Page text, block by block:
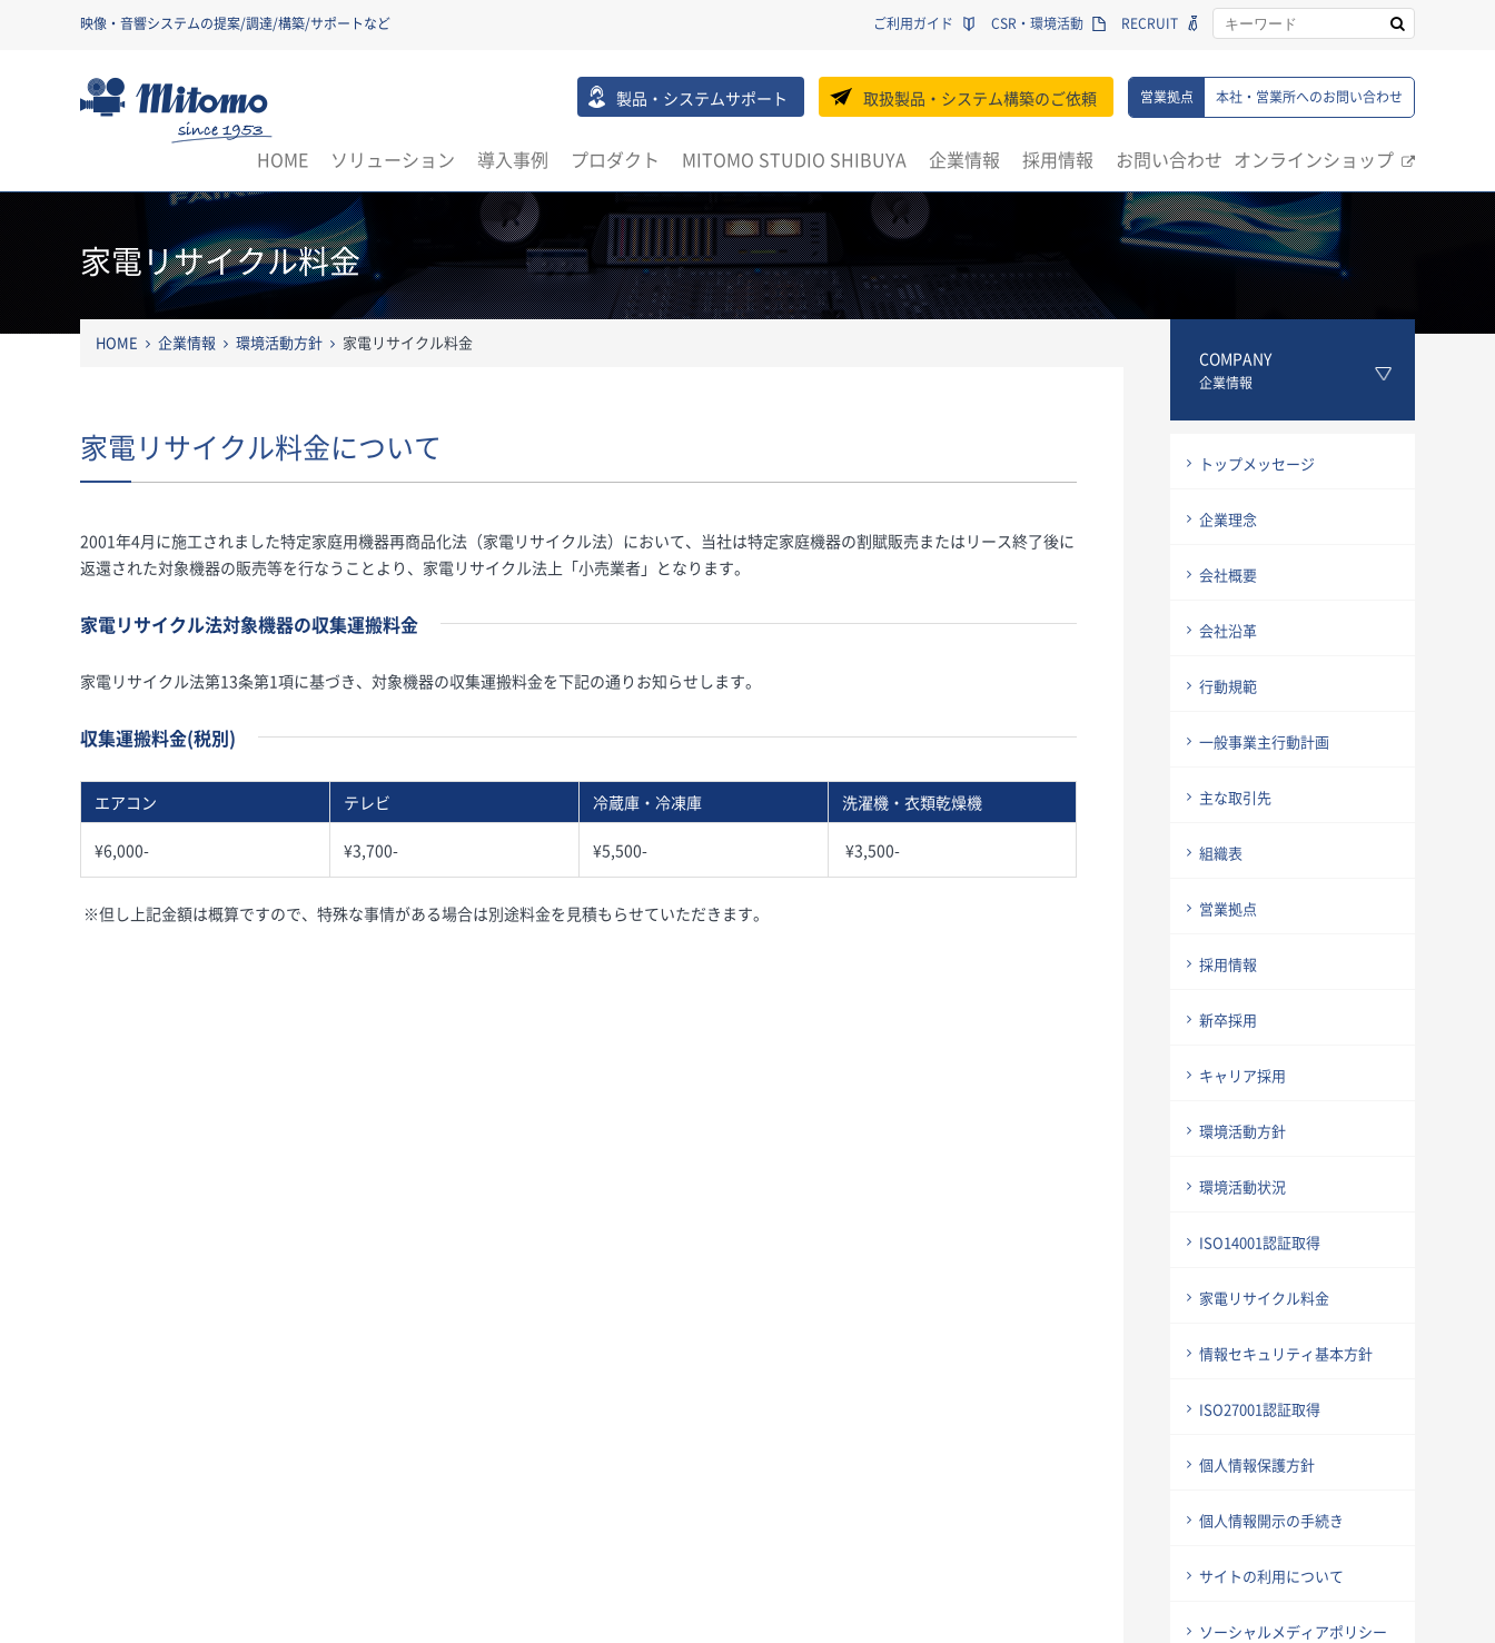
映像・音響システムの提案/調達/構築/サポートなど ご利用ガイド CSR・環境活動 RECRUIT
製品・システムサポート 取扱製品・システム構築のご依頼 営業拠点 本社・営業所へのお問い合わせ
HOME ソリューション 導入事例 プロダクト MITOMO STUDIO SHIBUYA 企業情報 採用情報 お問い合わせ オンラインショップ
家電リサイクル料金
HOME 企業情報 環境活動方針 家電リサイクル料金
家電リサイクル料金について
2001年4月に施工されました特定家庭用機器再商品化法（家電リサイクル法）において、当社は特定家庭機器の割賦販売またはリース終了後に
返還された対象機器の販売等を行なうことより、家電リサイクル法上「小売業者」となります。
家電リサイクル法対象機器の収集運搬料金
家電リサイクル法第13条第1項に基づき、対象機器の収集運搬料金を下記の通りお知らせします。
収集運搬料金(税別)
エアコン テレビ 冷蔵庫・冷凍庫 洗濯機・衣類乾燥機
¥6,000- ¥3,700- ¥5,500- ¥3,500-
※但し上記金額は概算ですので、特殊な事情がある場合は別途料金を見積もらせていただきます。
COMPANY
企業情報
トップメッセージ
企業理念
会社概要
会社沿革
行動規範
一般事業主行動計画
主な取引先
組織表
営業拠点
採用情報
新卒採用
キャリア採用
環境活動方針
環境活動状況
ISO14001認証取得
家電リサイクル料金
情報セキュリティ基本方針
ISO27001認証取得
個人情報保護方針
個人情報開示の手続き
サイトの利用について
ソーシャルメディアポリシー